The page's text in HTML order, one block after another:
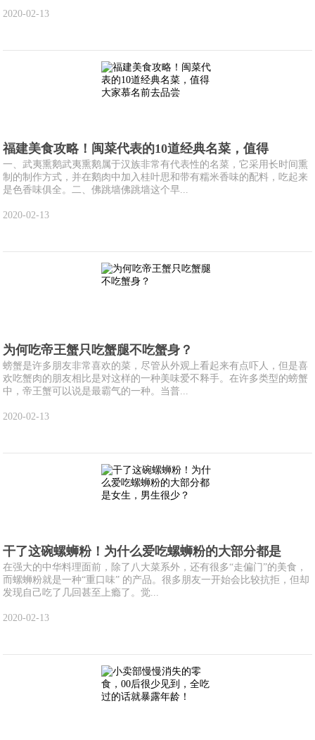
2020-02-13
福建美食攻略！闽菜代表的10道经典名菜，值得
一、武夷熏鹅武夷熏鹅属于汉族非常有代表性的名菜，它采用长时间熏
制的制作方式，并在鹅肉中加入桂叶思和带有糯米香味的配料，吃起来
是色香味俱全。二、佛跳墙佛跳墙这个早...
2020-02-13
为何吃帝王蟹只吃蟹腿不吃蟹身？
螃蟹是许多朋友非常喜欢的菜，尽管从外观上看起来有点吓人，但是喜
欢吃蟹肉的朋友相比是对这样的一种美味爱不释手。在许多类型的螃蟹
中，帝王蟹可以说是最霸气的一种。当普...
2020-02-13
干了这碗螺蛳粉！为什么爱吃螺蛳粉的大部分都是
在强大的中华料理面前，除了八大菜系外，还有很多“走偏门”的美食，
而螺蛳粉就是一种“重口味” 的产品。很多朋友一开始会比较抗拒，但却
发现自己吃了几回甚至上瘾了。觉...
2020-02-13